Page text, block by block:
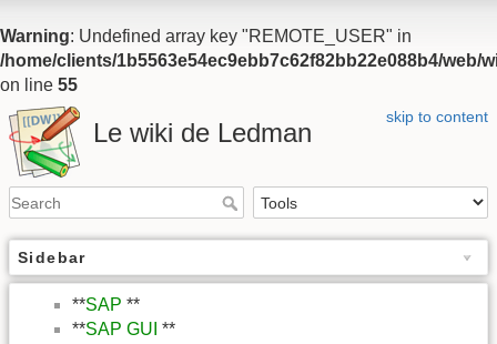
Warning: Undefined array key "REMOTE_USER" in
/home/clients/1b5563e54ec9ebb7c62f82bb22e088b4/
on line 55
skip to content
Le wiki de Ledman
Sidebar
**SAP **
**SAP GUI **